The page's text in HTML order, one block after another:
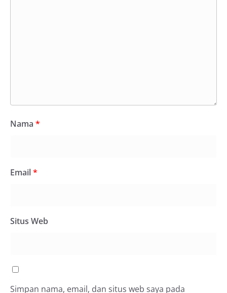
Nama *
Email*
Situs Web
Simpan nama, email, dan situs web saya pada